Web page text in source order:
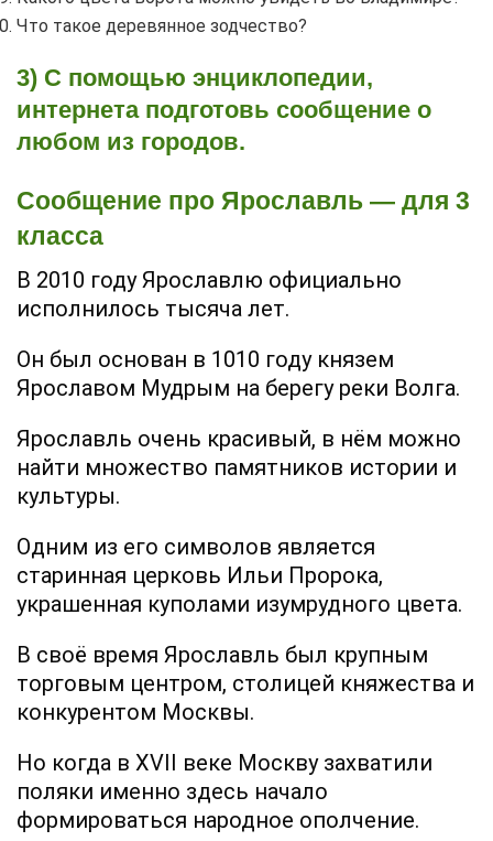
Что такое деревянное зодчество?
3) С помощью энциклопедии,
интернета подготовь сообщение о
любом из городов.
Сообщение про Ярославль — для 3
класса
В 2010 году Ярославлю официально
исполнилось тысяча лет.
Он был основан в 1010 году князем
Ярославом Мудрым на берегу реки Волга.
Ярославль очень красивый, в нём можно
найти множество памятников истории и
культуры.
Одним из его символов является
старинная церковь Ильи Пророка,
украшенная куполами изумрудного цвета.
В своё время Ярославль был крупным
торговым центром, столицей княжества и
конкурентом Москвы.
Но когда в XVII веке Москву захватили
поляки именно здесь начало
формироваться народное ополчение.